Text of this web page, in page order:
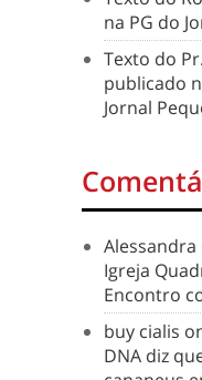
na PG do
Texto do
publicado
Jornal
Igreja
Encontro
buy cialis
DNA diz